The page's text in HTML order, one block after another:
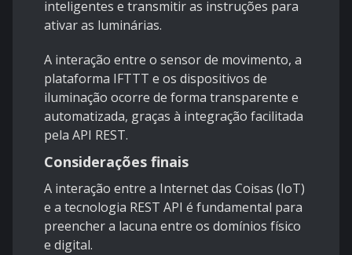
inteligentes e transmitir as instruções para
ativar as luminárias.
A interação entre o sensor de movimento, a
plataforma IFTTT e os dispositivos de
iluminação ocorre de forma transparente e
automatizada, graças à integração facilitada
pela API REST.
Considerações finais
A interação entre a Internet das Coisas (IoT)
e a tecnologia REST API é fundamental para
preencher a lacuna entre os domínios físico
e digital.